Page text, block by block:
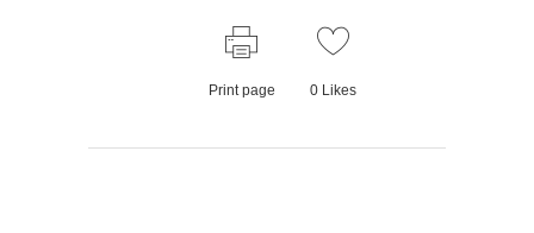
Print page 0Likes